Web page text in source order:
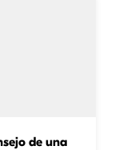
de una